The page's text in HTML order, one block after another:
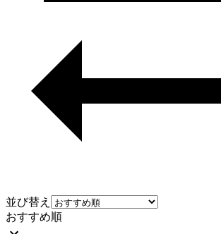
並び替え
おすすめ順